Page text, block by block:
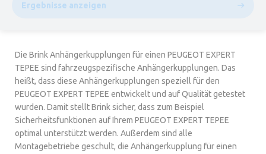
Ergebnisse anzeigen
Die Brink Anhängerkupplungen für einen PEUGEOT EXPERT
TEPEE sind fahrzeugspezifische Anhängerkupplungen. Das
heißt, dass diese Anhängerkupplungen speziell für den
PEUGEOT EXPERT TEPEE entwickelt und auf Qualität getestet
wurden. Damit stellt Brink sicher, dass zum Beispiel
Sicherheitsfunktionen auf Ihrem PEUGEOT EXPERT TEPEE
optimal unterstützt werden. Außerdem sind alle
Montagebetriebe geschult, die Anhängerkupplung für einen